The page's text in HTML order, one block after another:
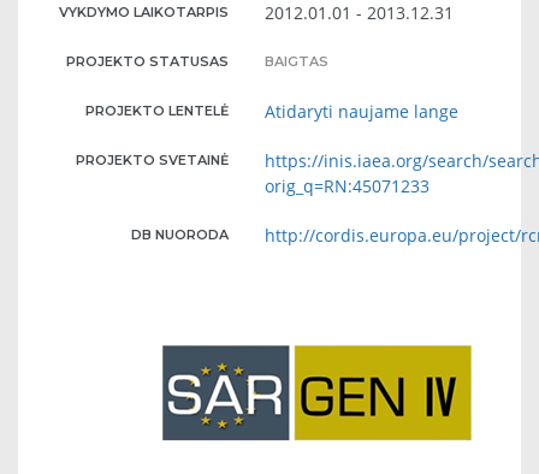
VYKDYMO LAIKOTARPIS 2012.01.01 - 2013.12.31
PROJEKTO STATUSAS BAIGTAS
PROJEKTO LENTELĖ Atidaryti naujame lange
PROJEKTO SVETAINĖ
https://inis.iaea.org/search/
orig_q=RN:45071233
DB NUORODA http://cordis.europa.eu/project/